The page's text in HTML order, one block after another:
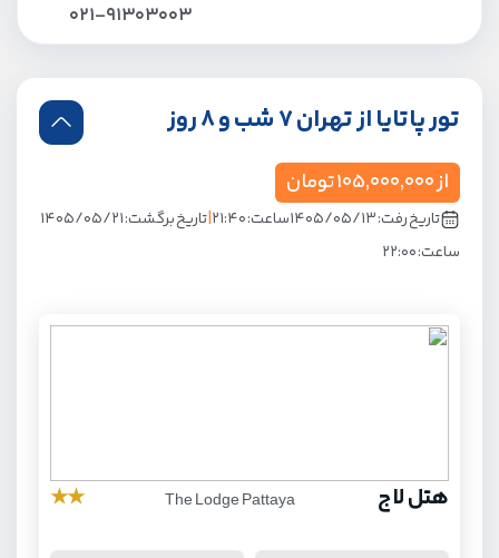
021-91303003
تور پاتایا از تهران 7 شب و 8 روز
از105,000,000تومان
تاریخ رفت: 1405/05/13 ساعت: 21:40 |تاریخ برگشت: 1405/05/21
ساعت: 22:00
هتل لاج The Lodge Pattaya
★
★